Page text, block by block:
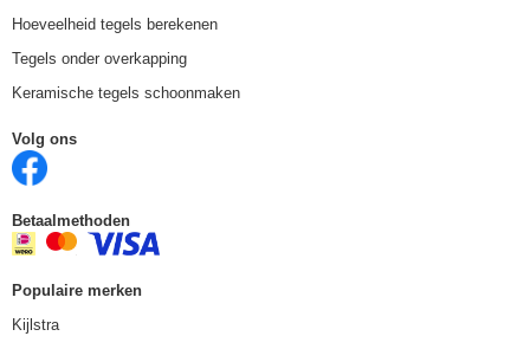
Hoeveelheid tegels berekenen
Tegels onder overkapping
Keramische tegels schoonmaken
Volg ons
Betaalmethoden
Populaire merken
Kijlstra